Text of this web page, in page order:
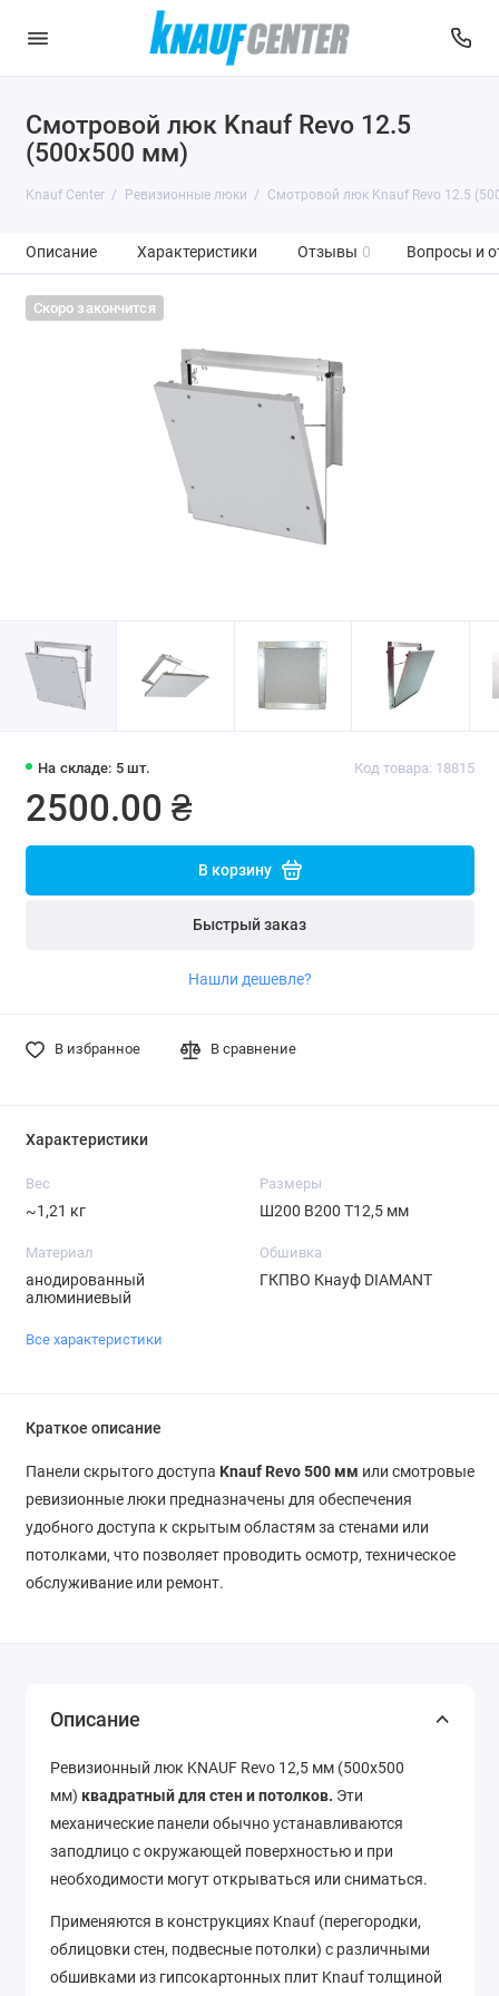
Смотровой люк Knauf Revo 12.5
(500x500 мм)
Knauf Center Ревизионные люки Смотровой люк Knauf Revo 12.5
Описание Характеристики Отзывы 0 Вопросы и
Скоро закончится
На складе: 5 шт. Код товара: 18815
2500.00 ₴
В корзину
Быстрый заказ
Нашли дешевле?
В избранное В сравнение
Характеристики
Вес
~1,21 кг
Размеры
Ш200 В200 Т12,5 мм
Материал
анодированный
алюминиевый
Обшивка
ГКПВО Кнауф DIAMANT
Все характеристики
Краткое описание
Панели скрытого доступа Knauf Revo 500 мм или смотровые
ревизионные люки предназначены для обеспечения
удобного доступа к скрытым областям за стенами или
потолками, что позволяет проводить осмотр, техническое
обслуживание или ремонт.
Описание
Ревизионный люк KNAUF Revo 12,5 мм (500х500
мм) квадратный для стен и потолков. Эти
механические панели обычно устанавливаются
заподлицо с окружающей поверхностью и при
необходимости могут открываться или сниматься.
Применяются в конструкциях Knauf (перегородки,
облицовки стен, подвесные потолки) с различными
обшивками из гипсокартонных плит Knauf толщиной